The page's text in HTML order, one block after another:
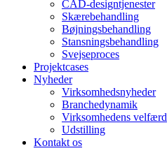
CAD-designtjenester
Skærebehandling
Bøjningsbehandling
Stansningsbehandling
Svejseproces
Projektcases
Nyheder
Virksomhedsnyheder
Branchedynamik
Virksomhedens velfærd
Udstilling
Kontakt os